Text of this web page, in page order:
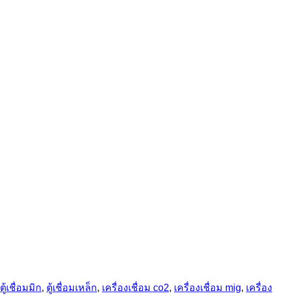
ตู้เชื่อมมิก, ตู้เชื่อมเหล็ก, เครื่องเชื่อม co2, เครื่องเชื่อม mig, เครื่อง